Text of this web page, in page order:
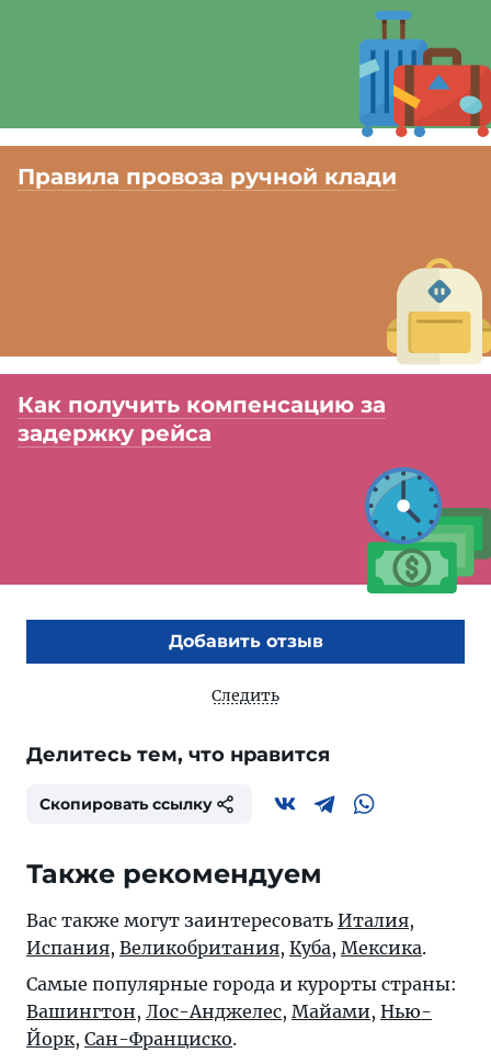
Правила провоза ручной клади
Как получить компенсацию за
задержку рейса
Добавить отзыв
Следить
Делитесь тем, что нравится
Скопировать ссылку
Также рекомендуем
Вас также могут заинтересовать Италия,
Испания, Великобритания, Куба, Мексика.
Самые популярные города и курорты страны:
Вашингтон, Лос-Анджелес, Майами, Нью-
Йорк, Сан-Франциско.